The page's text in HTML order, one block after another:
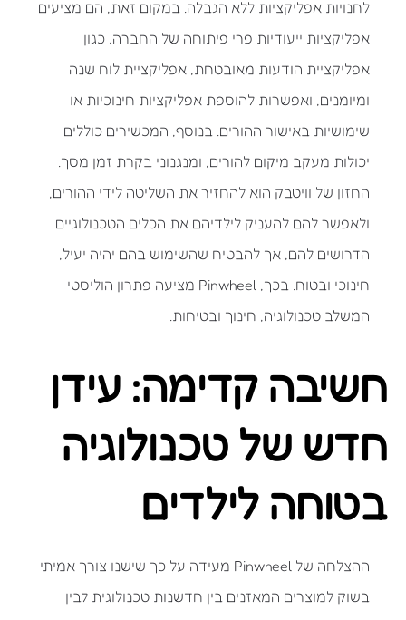
לחנויות אפליקציות ללא הגבלה. במקום זאת, הם מציעים
אפליקציות ייעודיות פרי פיתוחה של החברה, כגון
אפליקציית הודעות מאובטחת, אפליקציית לוח שנה
ומיומנים, ואפשרות להוספת אפליקציות חינוכיות או
שימושיות באישור ההורים. בנוסף, המכשירים כוללים
יכולות מעקב מיקום להורים, ומנגנוני בקרת זמן מסך.
החזון של וויטבק הוא להחזיר את השליטה לידי ההורים,
ולאפשר להם להעניק לילדיהם את הכלים הטכנולוגיים
הדרושים להם, אך להבטיח שהשימוש בהם יהיה יעיל,
חינוכי ובטוח. בכך, Pinwheel מציעה פתרון הוליסטי
המשלב טכנולוגיה, חינוך ובטיחות.
חשיבה קדימה: עידן
חדש של טכנולוגיה
בטוחה לילדים
ההצלחה של Pinwheel מעידה על כך שישנו צורך אמיתי
בשוק למוצרים המאזנים בין חדשנות טכנולוגית לבין